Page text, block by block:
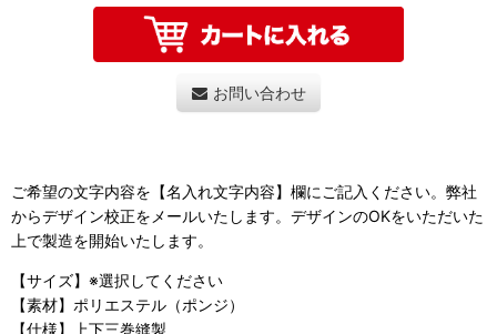
お問い合わせ
ご希望の文字内容を【名入れ文字内容】欄にご記入ください。弊社
からデザイン校正をメールいたします。デザインのOKをいただいた
上で製造を開始いたします。
【サイズ】※選択してください
【素材】ポリエステル（ポンジ）
【仕様】上下三巻縫製